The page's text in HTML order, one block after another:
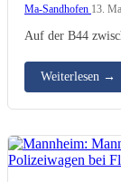
Ma-Sandhofen 13.
Auf der B44
Weiterlesen →